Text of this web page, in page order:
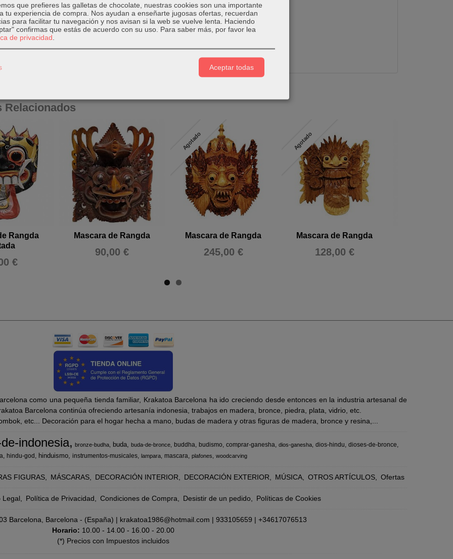
26 x 12 cm ;Altura: 29 cm
ligeras variaciones en las imágenes.
Relacionados
Rangda
€
Mascara de Rangda
90,00 €
Agotado
Mascara de Rangda
245,00 €
Agotado
Mascara de Rangda
128,00 €
como una pequeña tienda familiar, Krakatoa Barcelona ha ido creciendo desde entonces en la industria artesanal de
Barcelona continúa ofreciendo artesanía indonesia, trabajos en madera, bronce, piedra, plata, vidrio, etc.
etc... Decoración para el hogar hecha a mano, budas de madera y otras figuras de madera, bronce y resina,...
indonesia bronze-budha buda buda-de-bronce buddha budismo comprar-ganesha dios-ganesha dios-hindu dioses-de-bronce
hindu-god hinduismo instrumentos-musicales lampara mascara plafones woodcarving
FIGURAS MÁSCARAS DECORACIÓN INTERIOR DECORACIÓN EXTERIOR MÚSICA OTROS ARTÍCULOS Ofertas
Legal Política de Privacidad Condiciones de Compra Desistir de un pedido Políticas de Cookies
Barcelona, Barcelona - (España) | krakatoa1986@hotmail.com |933105659 |+34617076513
Horario: 10.00 - 14.00 - 16.00 - 20.00
(*) Precios con Impuestos incluidos
que prefieres las galletas de chocolate, nuestras cookies son una importante
tu experiencia de compra. Nos ayudan a enseñarte jugosas ofertas, recuerdan
para facilitar tu navegación y nos avisan si la web se vuelve lenta. Haciendo
confirmas que estás de acuerdo con su uso. Para saber más, por favor lea
de privacidad
Aceptar todas